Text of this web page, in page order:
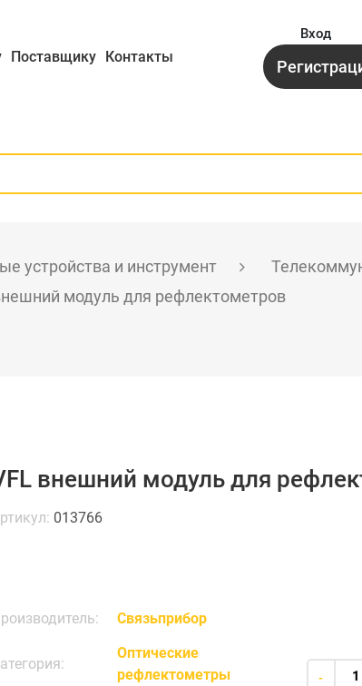
Поставщику Контакты
Вход
устройства и инструмент
модуль для рефлектометров
внешний модуль для
013766
Связьприбор
Оптические
рефлектометры
-